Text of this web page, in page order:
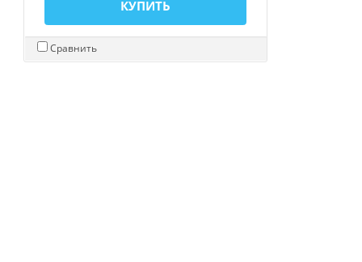
КУПИТЬ
Сравнить